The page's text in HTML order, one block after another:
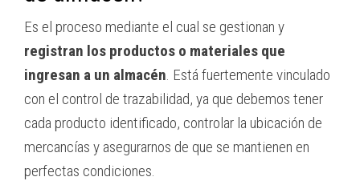
Es el proceso mediante el cual se gestionan y
registran los productos o materiales que
ingresan a un almacén. Está fuertemente vinculado
con el control de trazabilidad, ya que debemos tener
cada producto identificado, controlar la ubicación de
mercancías y asegurarnos de que se mantienen en
perfectas condiciones.